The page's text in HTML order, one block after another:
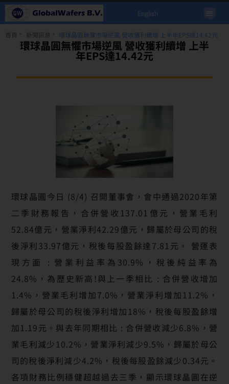
English
首頁 新聞訊息 環球晶圓無懼市場逆風 營收獲利續增 上半年EPS達14.42元
環球晶圓無懼市場逆風 營收獲利續增 上半
年EPS達14.42元
環球晶圓今日 (8/4) 召開董事會，會中通過2020年第
二季財務報告，合併營收137.01億元，營業毛利
52.84億元，營業淨利42.29億元，歸屬於母公司的稅
後淨利33.97億元，稅後每股盈餘達7.81元。 營運表
現方面 : 營業利益率為30.9%，稅後純益率為
24.8%，為歷史新高!與上一季相比 : 合併營收增加
1.4%，營業毛利增加7.0%，營業淨利增加11.2%，
歸屬於母公司的稅後淨利增加18%，稅後每股盈餘增
加1.19元。與去年同期相比 : 合併營收減少6.8%，營
業毛利減少10.2%，營業淨利減少9.5%，歸屬於母公
司的稅後淨利減少4.2%，稅後每股盈餘減少0.34元。
各項財務比例穩健超越過去三季，顯示環球晶圓在逆